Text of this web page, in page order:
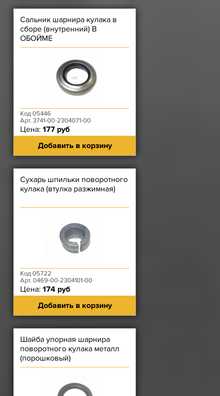
Сальник шарнира кулака в
сборе (внутренний) В
ОБОЙМЕ
Код 05446
Арт. 3741-00-2304071-00
Цена: 177 руб
Добавить в корзину
Сухарь шпильки поворотного
кулака (втулка разжимная)
Код 05722
Арт. 0469-00-2304101-00
Цена: 174 руб
Добавить в корзину
Шайба упорная шарнира
поворотного кулака металл
(порошковый)